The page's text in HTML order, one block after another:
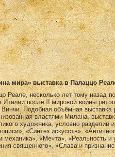
мира» выставка в Палаццо
Реале, несколько лет тому назад
после II мировой войны
Подобная объёмная выставка
властями Милана,
художника, условно разделив
«Синтез искусств»,
«Мечта», «Реальность и
священного», «Слава и